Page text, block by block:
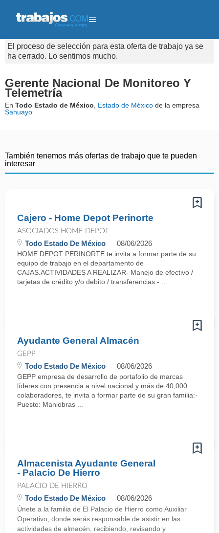
El proceso de selección para esta oferta de trabajo ya se
ha cerrado. Lo sentimos mucho.
Gerente Nacional De Monitoreo Y
Telemetría
En Todo Estado de México Estado de México de la empresa
Sahuayo
También tenemos más ofertas de trabajo que te pueden
interesar
Cajero - Home Depot Perinorte
ASOCIADOS HOME DEPOT
Todo Estado De México 08/06/2026
HOME DEPOT PERINORTE te invita a formar parte de su
equipo de trabajo en el departamento de
CAJAS.ACTIVIDADES A REALIZAR- Manejo de efectivo /
tarjetas de crédito y/o debito / transferencias.- ...
Ayudante General Almacén
GEPP
Todo Estado De México 08/06/2026
GEPP empresa de desarrollo de portafolio de marcas
líderes con presencia a nivel nacional y más de 40,000
colaboradores, te invita a formar parte de su gran familia:·
Puesto: Maniobras ...
Almacenista Ayudante General
- Palacio De Hierro
PALACIO DE HIERRO
Todo Estado De México 08/06/2026
Únete a la familia de El Palacio de Hierro como Auxiliar
Operativo, donde serás responsable de asistir en las
actividades de almacén, recibiendo, revisando y